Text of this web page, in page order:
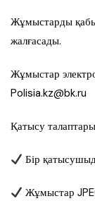
Жұмыстарды
жалғасады.
Жұмыстар
Polisia.kz@bk.ru
Қатысу
Бір
Жұмыстар